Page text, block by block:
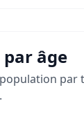
âge
par